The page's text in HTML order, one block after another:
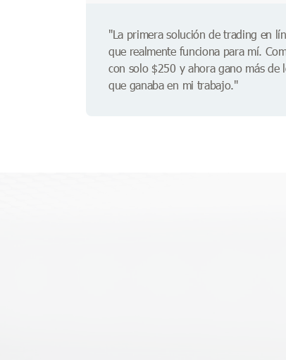
"La primera solución de trading en
que realmente funciona para mí.
con solo $250 y ahora gano más de
que ganaba en mi trabajo."